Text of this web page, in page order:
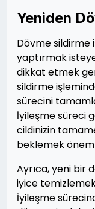
Yeniden
Dövme sildirme
yaptırmak
dikkat etmek
sildirme
sürecini
İyileşme süreci
cildinizin
beklemek
Ayrıca, yeni bir
iyice
İyileşme